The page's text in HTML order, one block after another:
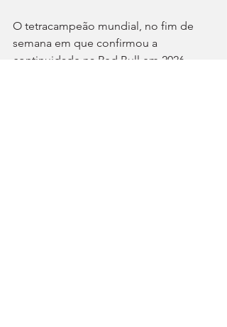
O tetracampeão mundial, no fim de
semana em que confirmou a
continuidade na Red Bull em 2026,